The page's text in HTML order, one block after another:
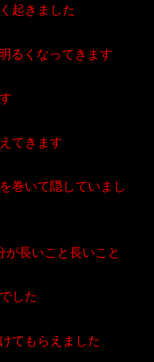
起きました
るくなってきます
てきます
巻いて隠していまし
が長いこと長いこと
した
てもらえました